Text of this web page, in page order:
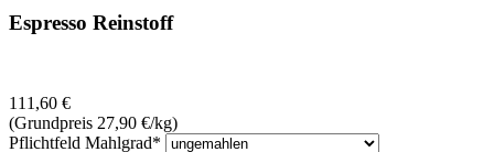
Espresso Reinstoff
111,60 €
(Grundpreis 27,90 €/kg)
Pflichtfeld Mahlgrad*